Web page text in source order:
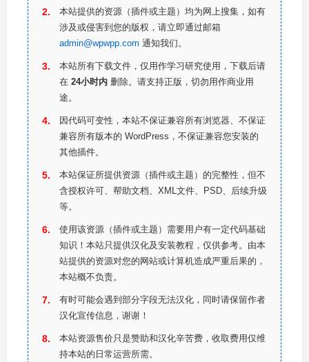
本站提供的资源（插件或主题）均为网上搜集，如有
涉及或侵害到您的版权，请立即通过邮箱
admin@wpwpp.com 通知我们。
本站所有下载文件，仅用作学习研究使用，下载后请
在 24小时内 删除。请支持正版，切勿用作商业用
途。
因代码可变性，本站不保证兼容所有浏览器、不保证
兼容所有版本的 WordPress，不保证兼容您安装的
其他插件。
本站保证所提供资源（插件或主题）的完整性，但不
含授权许可、帮助文档、XML文件、PSD、后续升级
等。
使用该资源（插件或主题）需要用户有一定代码基础
知识！本站只提供汉化及安装教程，仅供参考。由本
站提供的资源对您的网站或计算机造成严重后果的，
本站概不负责。
有时可能会遇到部分字段无法汉化，同时请保留作者
汉化宣传信息，谢谢！
本站资源售价只是赞助和汉化辛苦费，收取费用仅维
持本站的日常运营所需。